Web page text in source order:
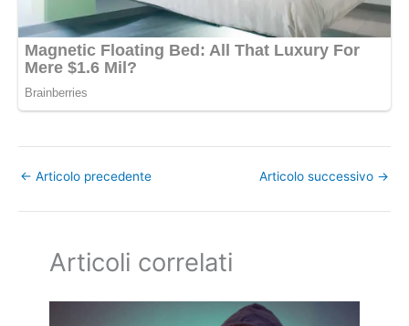
← Articolo precedente Articolo successivo →
Articoli correlati